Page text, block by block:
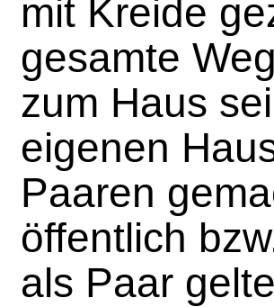
mit Kreide
gesamte
zum Haus
eigenen
Paaren
öffentlich
als Paar